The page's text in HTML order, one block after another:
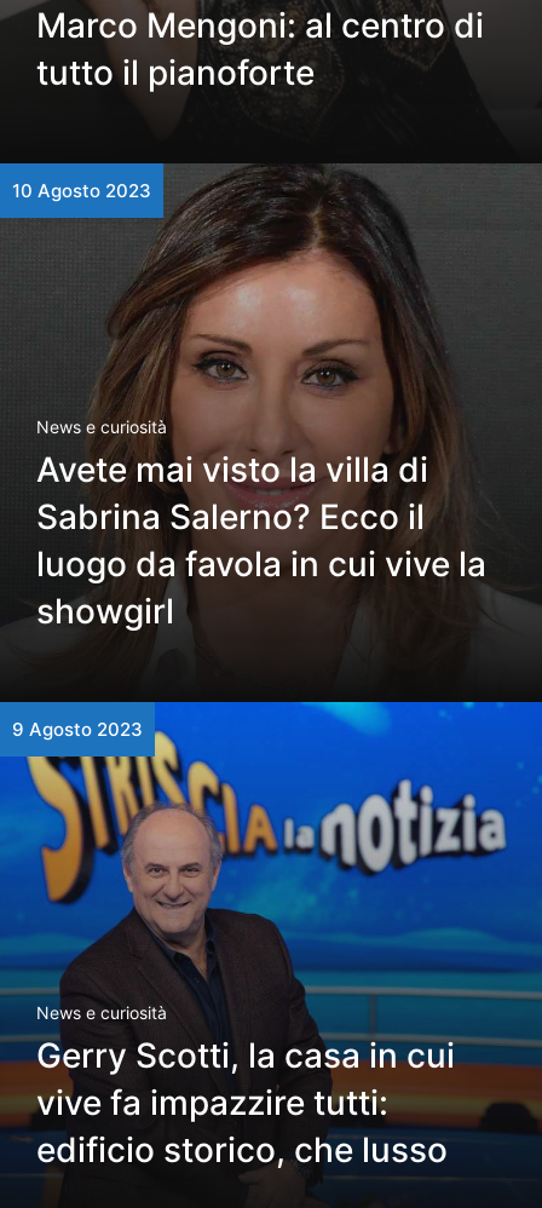
Marco Mengoni: al centro di
tutto il pianoforte
10 Agosto 2023
News e curiosità
Avete mai visto la villa di
Sabrina Salerno? Ecco il
luogo da favola in cui vive la
showgirl
9 Agosto 2023
News e curiosità
Gerry Scotti, la casa in cui
vive fa impazzire tutti:
edificio storico, che lusso